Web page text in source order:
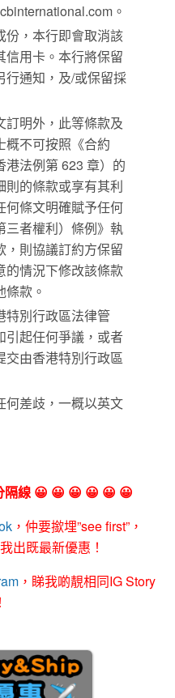
。
份，本行即會取消該
信用卡。本行將保留
行通知，及/或保留採
訂明外，此等條款及
概不可按照《合約
港法例第 623 章）的
則的條款或享有其利
何條文明確賦予任何
三者權利）條例》執
，則協議訂約方保留
的情況下修改該條款
款。
特別行政區法律管
引起任何爭議，或者
交由香港特別行政區
何差歧，一概以英文
線 😀 😀 😀 😀 😀 😀
，仲要撳埋”see first”，
出既最新優惠！
，睇我啲靚相同IG Story